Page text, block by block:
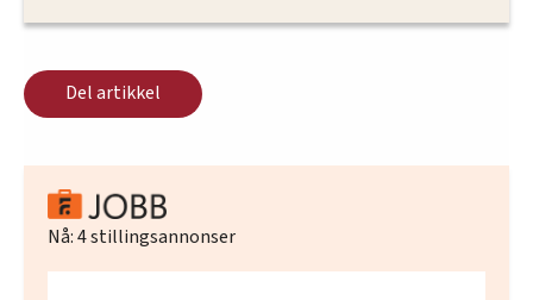
Del artikkel
Nå:4stillingsannonser